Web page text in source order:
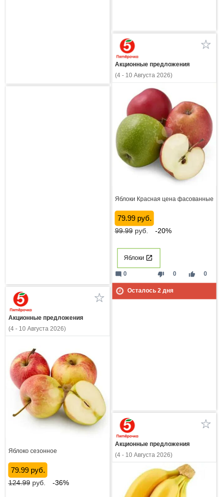
Акционные предложения
(4 - 10 Августа 2026)
Яблоки Красная цена фасованные
79.99 руб.
99.99руб. -20%
Яблоки
thumb_down 0 thumb_up 0
mode_comment 0
Осталось 2дня
Акционные предложения
(4 - 10 Августа 2026)
Яблоко сезонное
79.99 руб.
124.99руб. -36%
Акционные предложения
(4 - 10 Августа 2026)